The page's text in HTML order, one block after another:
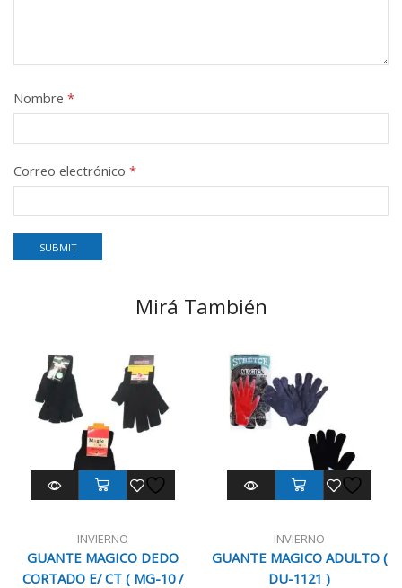
Nombre *
Correo electrónico *
Mirá También
INVIERNO
GUANTE MAGICO DEDO
CORTADO E/ CT ( MG-10 /
INVIERNO
GUANTE MAGICO ADULTO (
DU-1121 )